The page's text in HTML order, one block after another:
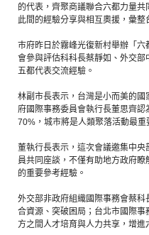
的代表，齊聚商議聯合六都力量
此間的經驗分享與相互奧援，彙
巿府昨日於霧峰光復新村舉辦「
會參與評估科科長蔡靜如、外交
五都代表交流經驗。
林副市長表示，台灣是小而美的
府國際事務委員會執行長董思齊
70%，城市將是人類聚落活動最重
董執行長表示，這次會議邀集中
員共同座談，不僅有助地方政府
的重要參考經驗。
外交部非政府組織國際事務會蔡
合資源、突破困局；台北市國際
方之間人才培育與人力共享，增進